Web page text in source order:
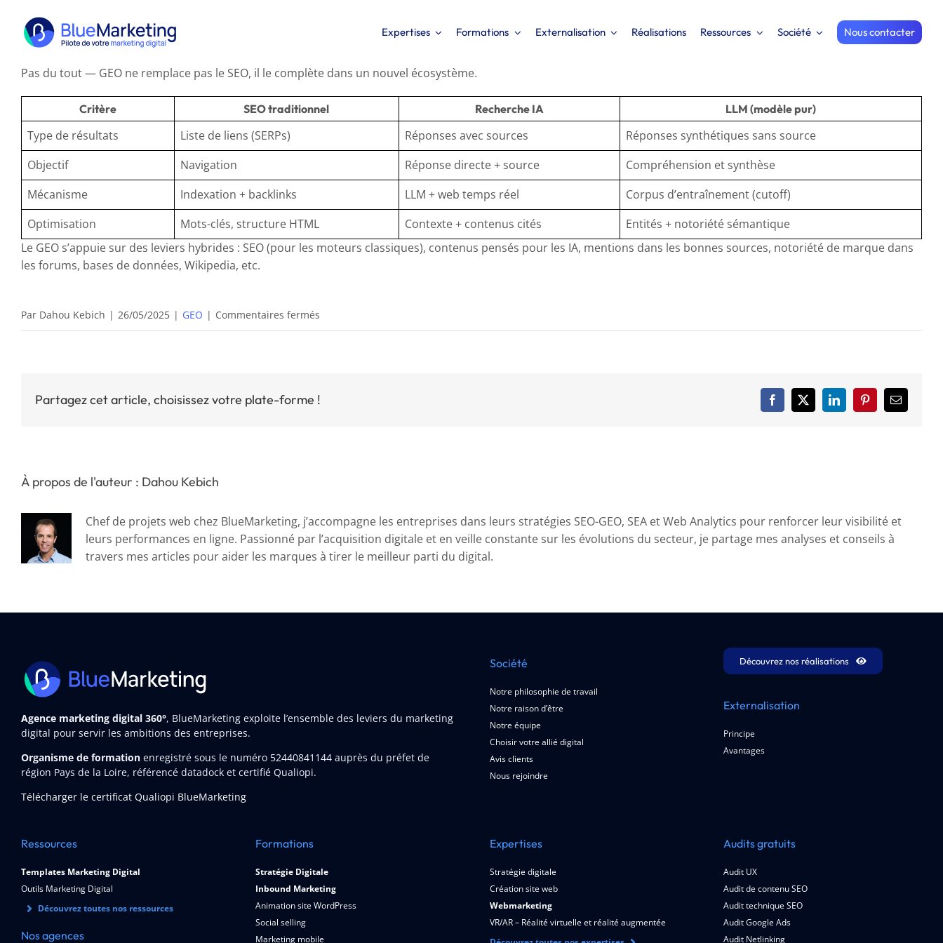
contenu
Expertises Formations Externalisation Réalisations Ressources Société Nous contacter
Pas du tout — GEO ne remplace pas le SEO, il le complète dans un nouvel écosystème.
Critère SEO traditionnel Recherche IA LLM (modèle pur)
Type de résultats Liste de liens (SERPs) Réponses avec sources
Réponses synthétiques sans source
Objectif
Navigation Réponse directe + source
Compréhension et synthèse
Mécanisme
Indexation + backlinks LLM + web temps réel
Corpus d’entraînement (cutoff)
Optimisation
Mots-clés, structure HTML Contexte + contenus cités
Entités + notoriété sémantique
Le GEO s’appuie sur des leviers hybrides : SEO (pour les moteurs classiques), contenus pensés pour les IA, mentions dans les bonnes sources, notoriété de marque dans
les forums, bases de données, Wikipedia, etc.
Par Dahou Kebich | 26/05/2025 | GEO | Commentaires fermés
Le
il
Partagez cet article, choisissez votre plate-forme ! Facebook
X LinkedInPinterestEmail
À propos de l'auteur : Dahou Kebich
Chef de projets web chez BlueMarketing, j’accompagne les entreprises dans leurs stratégies SEO-GEO, SEA et Web Analytics pour renforcer leur visibilité et
leurs performances en ligne. Passionné par l’acquisition digitale et en veille constante sur les évolutions du secteur, je partage mes analyses et conseils à
travers mes articles pour aider les marques à tirer le meilleur parti du digital.
Agence marketing digital 360°, BlueMarketing exploite l’ensemble des leviers du marketing
digital pour servir les ambitions des entreprises.
Organisme de formation enregistré sous le numéro 52440841144auprès du préfet de
région Pays de la Loire, référencé datadock et certifié Qualiopi.
Télécharger le certificat Qualiopi BlueMarketing
Société
Notre philosophie de travail
Notre raison d’être
Notre équipe
Choisir votre allié digital
Avis clients
Nous rejoindre
Découvrez nos réalisations
Externalisation
Principe
Avantages
Ressources
Templates Marketing Digital
Outils Marketing Digital
Découvrez toutes nos ressources
Nos agences
Formations
Stratégie Digitale
Inbound Marketing
Animation site WordPress
Social selling
Marketing mobile
Expertises
Stratégie digitale
Création site web
Webmarketing
VR/AR – Réalité virtuelle et réalité augmentée
Audits gratuits
Audit UX
Audit de contenu SEO
Audit technique SEO
Audit Google Ads
Audit Netlinking